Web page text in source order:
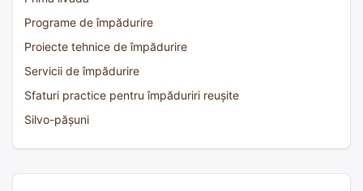
Programe de împădurire
Proiecte tehnice de împădurire
Servicii de împădurire
Sfaturi practice pentru împăduriri reușite
Silvo-pășuni